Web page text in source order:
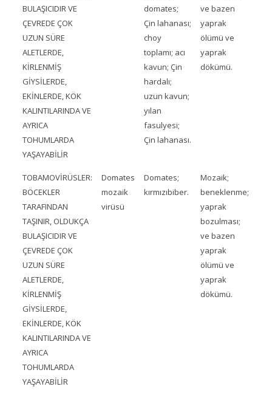
BULAŞICIDIR VE
ÇEVREDE ÇOK
UZUN SÜRE
ALETLERDE,
KİRLENMİŞ
GİYSİLERDE,
EKİNLERDE, KÖK
KALINTILARINDA VE
AYRICA
TOHUMLARDA
YAŞAYABİLİR
domates;
Çin lahanası;
choy
toplamı; acı
kavun; Çin
hardalı;
uzun kavun;
yılan
fasulyesi;
Çin lahanası.
ve bazen
yaprak
ölümü ve
yaprak
dökümü.
TOBAMOVİRÜSLER:
BÖCEKLER
TARAFINDAN
TAŞINIR, OLDUKÇA
BULAŞICIDIR VE
ÇEVREDE ÇOK
UZUN SÜRE
ALETLERDE,
KİRLENMİŞ
GİYSİLERDE,
EKİNLERDE, KÖK
KALINTILARINDA VE
AYRICA
TOHUMLARDA
YAŞAYABİLİR
Domates
mozaik
virüsü
Domates;
kırmızıbiber.
Mozaik;
beneklenme;
yaprak
bozulması;
ve bazen
yaprak
ölümü ve
yaprak
dökümü.